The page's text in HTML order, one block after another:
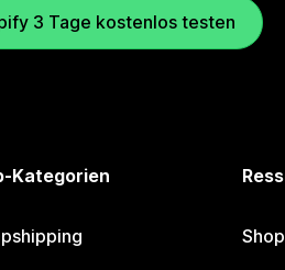
3 Tage kostenlos testen
Kategorien